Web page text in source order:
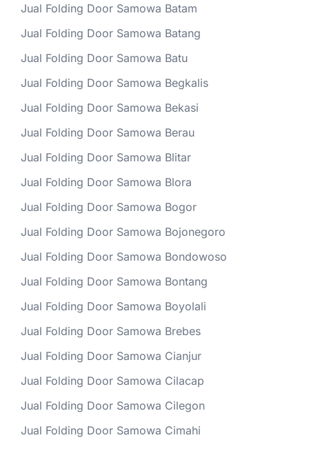
Jual Folding Door Samowa Batam
Jual Folding Door Samowa Batang
Jual Folding Door Samowa Batu
Jual Folding Door Samowa Begkalis
Jual Folding Door Samowa Bekasi
Jual Folding Door Samowa Berau
Jual Folding Door Samowa Blitar
Jual Folding Door Samowa Blora
Jual Folding Door Samowa Bogor
Jual Folding Door Samowa Bojonegoro
Jual Folding Door Samowa Bondowoso
Jual Folding Door Samowa Bontang
Jual Folding Door Samowa Boyolali
Jual Folding Door Samowa Brebes
Jual Folding Door Samowa Cianjur
Jual Folding Door Samowa Cilacap
Jual Folding Door Samowa Cilegon
Jual Folding Door Samowa Cimahi